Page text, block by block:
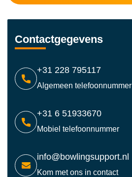
Contactgegevens
+31 228 795117
Algemeen telefoonnummer
+31 6 51933670
Mobiel telefoonnummer
info@bowlingsupport.nl
Kom met ons in contact